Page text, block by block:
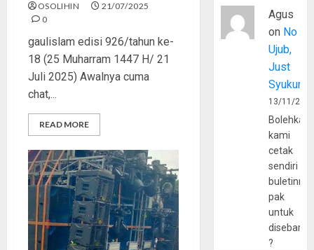
OSOLIHIN
21/07/2025
0
gaulislam edisi 926/tahun ke-
18 (25 Muharram 1447 H/ 21
Juli 2025) Awalnya cuma
chat,...
READ MORE
Agus
on No
Ujub,
Just
Syukur
13/11/
Bolehkah
kami
cetak
sendiri
pak
untuk
?